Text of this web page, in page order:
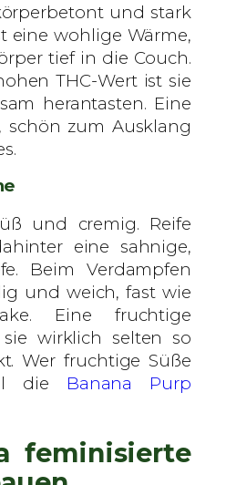
und stark
eine wohlige Wärme,
tief in die Couch.
THC-Wert ist sie
herantasten. Eine
schön zum Ausklang
und cremig. Reife
eine sahnige,
Beim Verdampfen
und weich, fast wie
Eine fruchtige
wirklich selten so
Wer fruchtige Süße
die Banana Purp
feminisierte